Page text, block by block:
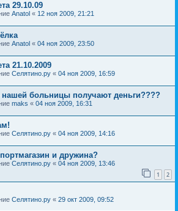
29.10.09
Anatol « 12 ноя 2009, 21:21
Anatol « 04 ноя 2009, 23:50
21.10.2009
Селятино.ру « 04 ноя 2009, 16:59
нашей больницы получают деньги????
maks « 04 ноя 2009, 16:31
Селятино.ру « 04 ноя 2009, 14:16
и дружина?
Селятино.ру « 04 ноя 2009, 13:46
1 2
Селятино.ру « 29 окт 2009, 09:52